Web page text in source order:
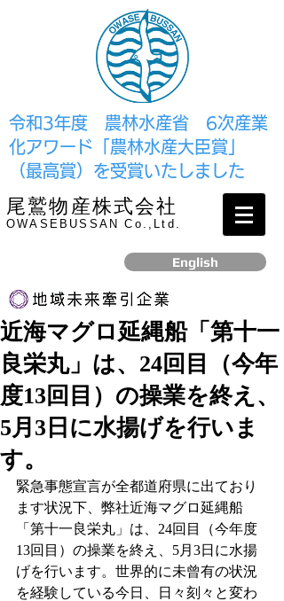
​令和3年度 農林水産省 6次産業
化アワード「農林水産大臣賞」
（最高賞）を受賞いたしました
尾鷲物産株式会社
OWASEBUSSAN Co.,Ltd.
English
リンク
​2017年12月、経済産業省より認定されました
近海マグロ延縄船「第十一
良栄丸」は、24回目（今年
度13回目）の操業を終え、
5月3日に水揚げを行いま
す。
緊急事態宣言が全都道府県に出ており
ます状況下、弊社近海マグロ延縄船
「第十一良栄丸」は、24回目（今年度
13回目）の操業を終え、5月3日に水揚
げを行います。世界的に未曾有の状況
を経験している今日、日々刻々と変わ